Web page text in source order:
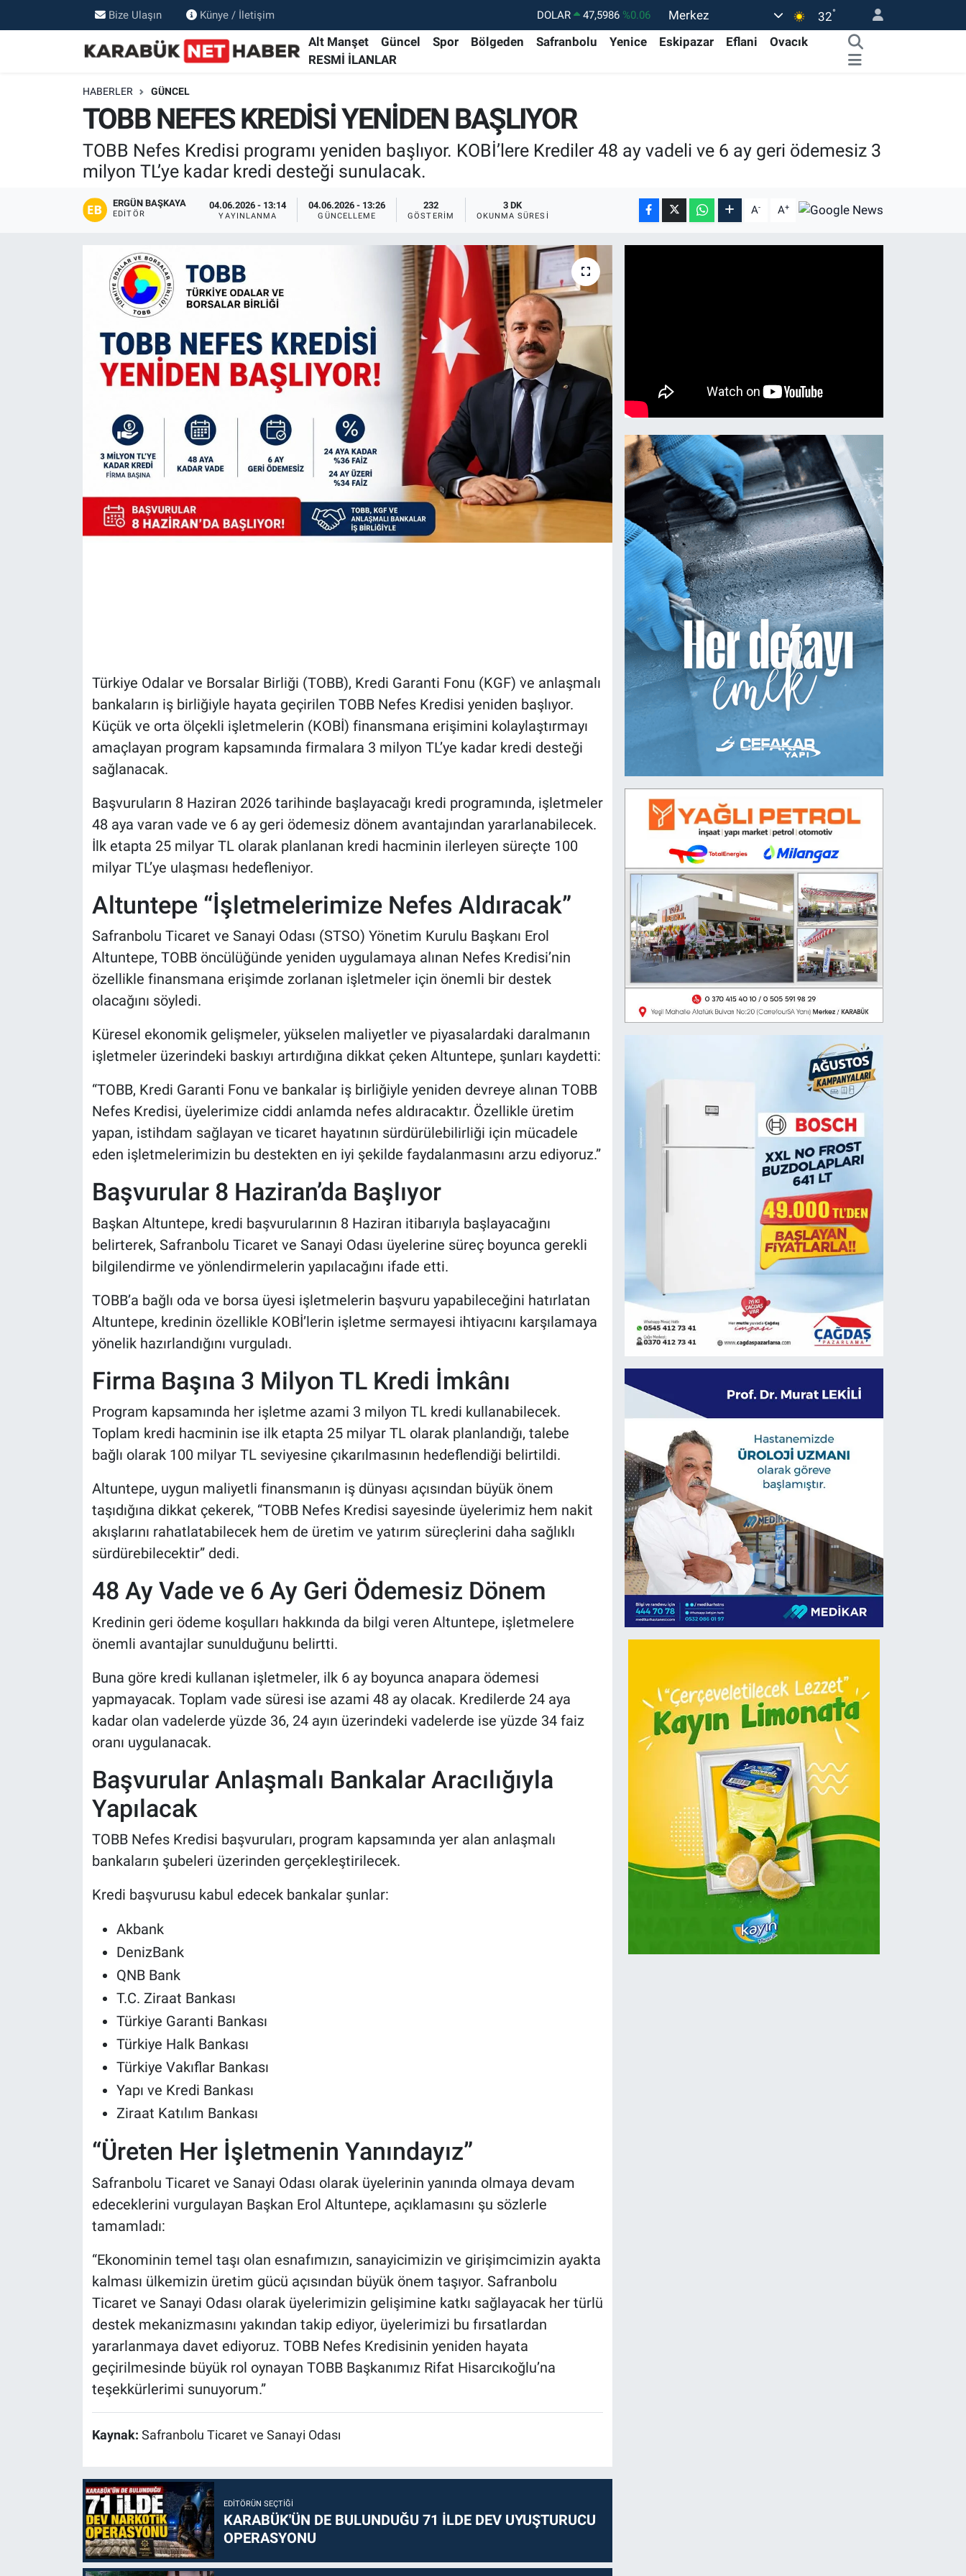
Bize Ulaşın Künye / İletişim DOLAR 47,5986 %0.06
EURO
55,0700 %0.1
BİST100
BITCOIN
64.602,05 %0.69
Merkez 32°
Alt Manşet Güncel Spor Bölgeden Safranbolu Yenice Eskipazar Eflani
Ovacık
RESMİ İLANLAR
HABERLER GÜNCEL
TOBB NEFES KREDİSİ YENİDEN BAŞLIYOR
TOBB Nefes Kredisi programı yeniden başlıyor. KOBİ’lere Krediler 48 ay vadeli ve 6 ay geri ödemesiz 3
milyon TL’ye kadar kredi desteği sunulacak.
ERGÜN BAŞKAYA
EDITÖR
04.06.2026 - 13:14
YAYINLANMA
04.06.2026 - 13:26
GÜNCELLEME
232
GÖSTERIM
3 DK
OKUNMA SÜRESI A- A+
Türkiye Odalar ve Borsalar Birliği (TOBB), Kredi Garanti Fonu (KGF) ve anlaşmalı
bankaların iş birliğiyle hayata geçirilen TOBB Nefes Kredisi yeniden başlıyor.
Küçük ve orta ölçekli işletmelerin (KOBİ) finansmana erişimini kolaylaştırmayı
amaçlayan program kapsamında firmalara 3 milyon TL’ye kadar kredi desteği
sağlanacak.
Başvuruların 8 Haziran 2026 tarihinde başlayacağı kredi programında, işletmeler
48 aya varan vade ve 6 ay geri ödemesiz dönem avantajından yararlanabilecek.
İlk etapta 25 milyar TL olarak planlanan kredi hacminin ilerleyen süreçte 100
milyar TL’ye ulaşması hedefleniyor.
Altuntepe “İşletmelerimize Nefes Aldıracak”
Safranbolu Ticaret ve Sanayi Odası (STSO) Yönetim Kurulu Başkanı Erol
Altuntepe, TOBB öncülüğünde yeniden uygulamaya alınan Nefes Kredisi’nin
özellikle finansmana erişimde zorlanan işletmeler için önemli bir destek
olacağını söyledi.
Küresel ekonomik gelişmeler, yükselen maliyetler ve piyasalardaki daralmanın
işletmeler üzerindeki baskıyı artırdığına dikkat çeken Altuntepe, şunları kaydetti:
“TOBB, Kredi Garanti Fonu ve bankalar iş birliğiyle yeniden devreye alınan TOBB
Nefes Kredisi, üyelerimize ciddi anlamda nefes aldıracaktır. Özellikle üretim
yapan, istihdam sağlayan ve ticaret hayatının sürdürülebilirliği için mücadele
eden işletmelerimizin bu destekten en iyi şekilde faydalanmasını arzu ediyoruz.”
Başvurular 8 Haziran’da Başlıyor
Başkan Altuntepe, kredi başvurularının 8 Haziran itibarıyla başlayacağını
belirterek, Safranbolu Ticaret ve Sanayi Odası üyelerine süreç boyunca gerekli
bilgilendirme ve yönlendirmelerin yapılacağını ifade etti.
TOBB’a bağlı oda ve borsa üyesi işletmelerin başvuru yapabileceğini hatırlatan
Altuntepe, kredinin özellikle KOBİ’lerin işletme sermayesi ihtiyacını karşılamaya
yönelik hazırlandığını vurguladı.
Firma Başına 3 Milyon TL Kredi İmkânı
Program kapsamında her işletme azami 3 milyon TL kredi kullanabilecek.
Toplam kredi hacminin ise ilk etapta 25 milyar TL olarak planlandığı, talebe
bağlı olarak 100 milyar TL seviyesine çıkarılmasının hedeflendiği belirtildi.
Altuntepe, uygun maliyetli finansmanın iş dünyası açısından büyük önem
taşıdığına dikkat çekerek, “TOBB Nefes Kredisi sayesinde üyelerimiz hem nakit
akışlarını rahatlatabilecek hem de üretim ve yatırım süreçlerini daha sağlıklı
sürdürebilecektir” dedi.
48 Ay Vade ve 6 Ay Geri Ödemesiz Dönem
Kredinin geri ödeme koşulları hakkında da bilgi veren Altuntepe, işletmelere
önemli avantajlar sunulduğunu belirtti.
Buna göre kredi kullanan işletmeler, ilk 6 ay boyunca anapara ödemesi
yapmayacak. Toplam vade süresi ise azami 48 ay olacak. Kredilerde 24 aya
kadar olan vadelerde yüzde 36, 24 ayın üzerindeki vadelerde ise yüzde 34 faiz
oranı uygulanacak.
Başvurular Anlaşmalı Bankalar Aracılığıyla
Yapılacak
TOBB Nefes Kredisi başvuruları, program kapsamında yer alan anlaşmalı
bankaların şubeleri üzerinden gerçekleştirilecek.
Kredi başvurusu kabul edecek bankalar şunlar:
Akbank
DenizBank
QNB Bank
T.C. Ziraat Bankası
Türkiye Garanti Bankası
Türkiye Halk Bankası
Türkiye Vakıflar Bankası
Yapı ve Kredi Bankası
Ziraat Katılım Bankası
“Üreten Her İşletmenin Yanındayız”
Safranbolu Ticaret ve Sanayi Odası olarak üyelerinin yanında olmaya devam
edeceklerini vurgulayan Başkan Erol Altuntepe, açıklamasını şu sözlerle
tamamladı:
“Ekonominin temel taşı olan esnafımızın, sanayicimizin ve girişimcimizin ayakta
kalması ülkemizin üretim gücü açısından büyük önem taşıyor. Safranbolu
Ticaret ve Sanayi Odası olarak üyelerimizin gelişimine katkı sağlayacak her türlü
destek mekanizmasını yakından takip ediyor, üyelerimizi bu fırsatlardan
yararlanmaya davet ediyoruz. TOBB Nefes Kredisinin yeniden hayata
geçirilmesinde büyük rol oynayan TOBB Başkanımız Rifat Hisarcıkoğlu’na
teşekkürlerimi sunuyorum.”
Kaynak: Safranbolu Ticaret ve Sanayi Odası
EDITÖRÜN SEÇTIĞI
KARABÜK'ÜN DE BULUNDUĞU 71 İLDE DEV UYUŞTURUCU
OPERASYONU